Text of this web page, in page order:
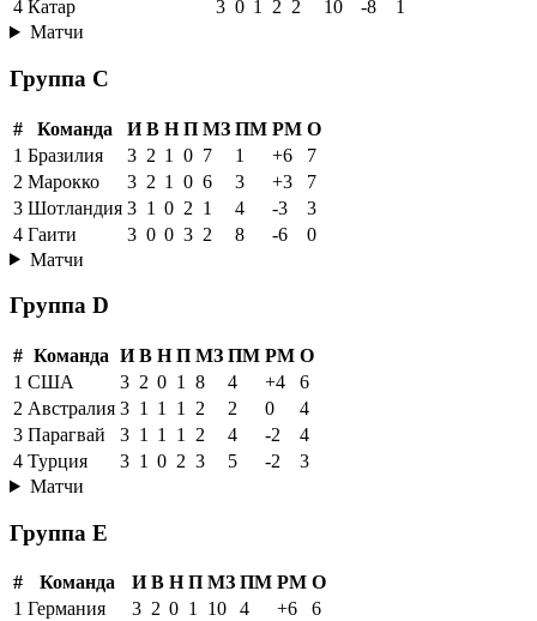
4 Катар 3 0 1 2 2 10 -8
1
Матчи
Группа C
# Команда И В Н П МЗ ПМ РМ О
1 Бразилия 3 2 1 0 7 1 +6
7
2 Марокко 3 2 1 0 6 3 +3
7
3 Шотландия 3 1 0 2 1 4 -3
3
4 Гаити 3 0 0 3 2 8 -6
0
Матчи
Группа D
# Команда И В Н П МЗ ПМ РМ О
1 США 3 2 0 1 8 4 +4
6
2 Австралия 3 1 1 1 2 2 0
4
3 Парагвай 3 1 1 1 2 4 -2
4
4 Турция 3 1 0 2 3 5 -2
3
Матчи
Группа E
# Команда И В Н П МЗ ПМ РМ О
1 Германия 3 2 0 1 10 4 +6
6